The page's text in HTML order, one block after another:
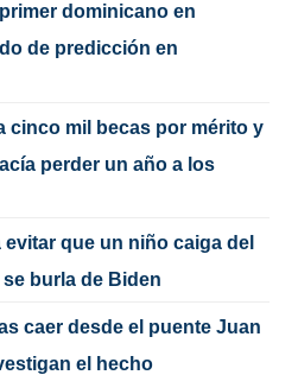
dominicano en
de predicción en
cinco mil becas por mérito y
perder un año a los
que un niño caiga del
burla de Biden
caer desde el puente Juan
el hecho